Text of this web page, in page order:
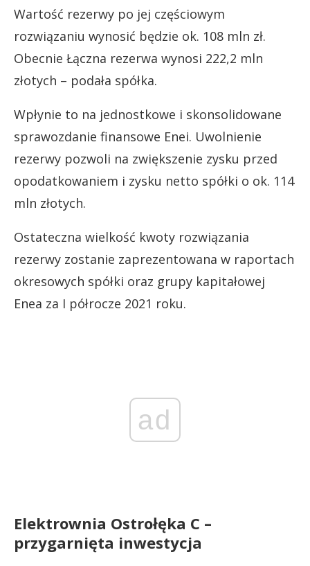
Wartość rezerwy po jej częściowym
rozwiązaniu wynosić będzie ok. 108 mln zł.
Obecnie Łączna rezerwa wynosi 222,2 mln
złotych – podała spółka.
Wpłynie to na jednostkowe i skonsolidowane
sprawozdanie finansowe Enei. Uwolnienie
rezerwy pozwoli na zwiększenie zysku przed
opodatkowaniem i zysku netto spółki o ok. 114
mln złotych.
Ostateczna wielkość kwoty rozwiązania
rezerwy zostanie zaprezentowana w raportach
okresowych spółki oraz grupy kapitałowej
Enea za I półrocze 2021 roku.
ad
Elektrownia Ostrołęka C –
przygarnięta inwestycja